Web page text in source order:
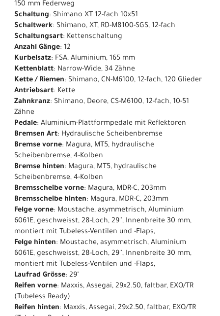
150 mm Federweg
Schaltung: Shimano XT 12-fach 10x51
Schaltwerk: Shimano, XT, RD-M8100-SGS, 12-fach
Schaltungsart: Kettenschaltung
Anzahl Gänge: 12
Kurbelsatz: FSA, Aluminium, 165 mm
Kettenblatt: Narrow-Wide, 34 Zähne
Kette / Riemen: Shimano, CN-M6100, 12-fach, 120 Glieder
Antriebsart: Kette
Zahnkranz: Shimano, Deore, CS-M6100, 12-fach, 10-51
Zähne
Pedale: Aluminium-Plattformpedale mit Reflektoren
Bremsen Art: Hydraulische Scheibenbremse
Bremse vorne: Magura, MT5, hydraulische
Scheibenbremse, 4-Kolben
Bremse hinten: Magura, MT5, hydraulische
Scheibenbremse, 4-Kolben
Bremsscheibe vorne: Magura, MDR-C, 203mm
Bremsscheibe hinten: Magura, MDR-C, 203mm
Felge vorne: Moustache, asymmetrisch, Aluminium
6061E, geschweisst, 28-Loch, 29'', Innenbreite 30 mm,
montiert mit Tubeless-Ventilen und -Flaps,
Felge hinten: Moustache, asymmetrisch, Aluminium
6061E, geschweisst, 28-Loch, 29'', Innenbreite 30 mm,
montiert mit Tubeless-Ventilen und -Flaps,
Laufrad Grösse: 29"
Reifen vorne: Maxxis, Assegai, 29x2.50, faltbar, EXO/TR
(Tubeless Ready)
Reifen hinten: Maxxis, Assegai, 29x2.50, faltbar, EXO/TR